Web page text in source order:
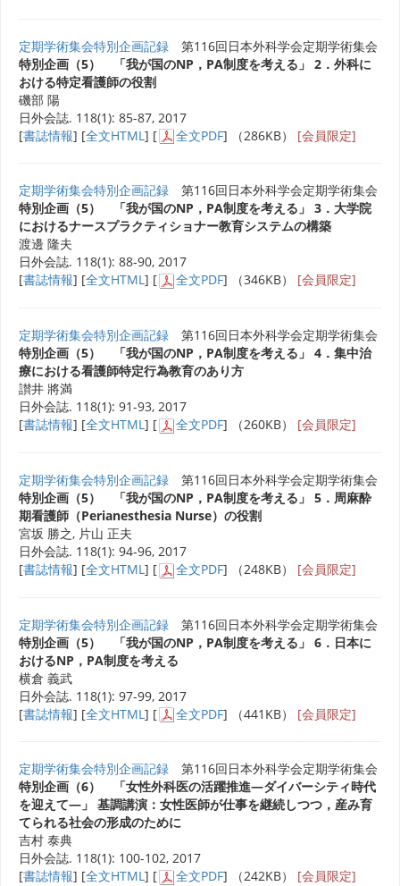
定期学術集会特別企画記録 第116回日本外科学会定期学術集会
特別企画（5） 「我が国のNP，PA制度を考える」 2．外科に
おける特定看護師の役割
磯部 陽
日外会誌. 118(1): 85-87, 2017
[書誌情報] [全文HTML ] [ 全文PDF] （286KB） [会員限定]
定期学術集会特別企画記録 第116回日本外科学会定期学術集会
特別企画（5） 「我が国のNP，PA制度を考える」 3．大学院
におけるナースプラクティショナー教育システムの構築
渡邊 隆夫
日外会誌. 118(1): 88-90, 2017
[書誌情報] [全文HTML] [ 全文PDF] （346KB） [会員限定]
定期学術集会特別企画記録 第116回日本外科学会定期学術集会
特別企画（5） 「我が国のNP，PA制度を考える」 4．集中治
療における看護師特定行為教育のあり方
讃井 將満
日外会誌. 118(1): 91-93, 2017
[書誌情報] [全文HTML] [ 全文PDF] （260KB） [会員限定]
定期学術集会特別企画記録 第116回日本外科学会定期学術集会
特別企画（5） 「我が国のNP，PA制度を考える」 5．周麻酔
期看護師（Perianesthesia Nurse）の役割
宮坂 勝之, 片山 正夫
日外会誌. 118(1): 94-96, 2017
[書誌情報] [全文HTML ] [ 全文PDF] （248KB） [会員限定]
定期学術集会特別企画記録 第116回日本外科学会定期学術集会
特別企画（5） 「我が国のNP，PA制度を考える」 6．日本に
おけるNP，PA制度を考える
横倉 義武
日外会誌. 118(1): 97-99, 2017
[書誌情報] [全文HTML ] [ 全文PDF] （441KB） [会員限定]
定期学術集会特別企画記録 第116回日本外科学会定期学術集会
特別企画（6） 「女性外科医の活躍推進―ダイバーシティ時代
を迎えて―」 基調講演：女性医師が仕事を継続しつつ，産み育
てられる社会の形成のために
吉村 泰典
日外会誌. 118(1): 100-102, 2017
[書誌情報] [全文HTML] [ 全文PDF] （242KB） [会員限定]